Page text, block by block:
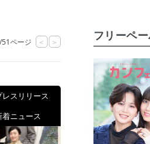
ページ < >
レスリリース
着ニュース
フリーペ